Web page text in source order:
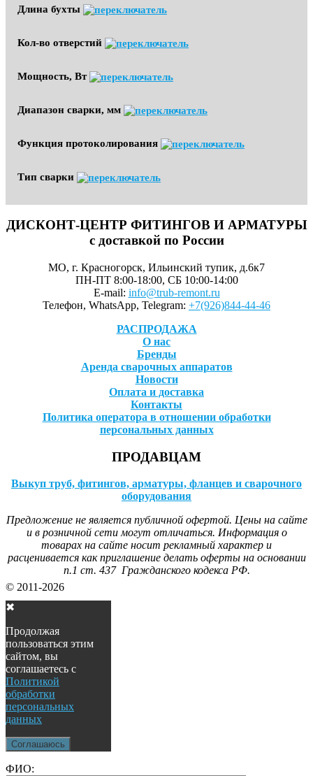
Длина бухты
Кол-во отверстий
Мощность, Вт
Диапазон сварки, мм
Функция протоколирования
Тип сварки
ДИСКОНТ-ЦЕНТР ФИТИНГОВ И АРМАТУРЫ
с доставкой по России
МО, г. Красногорск, Ильинский тупик, д.6к7
ПН-ПТ 8:00-18:00, СБ 10:00-14:00
E-mail: info@trub-remont.ru
Телефон, WhatsApp, Telegram: +7(926)844-44-46
РАСПРОДАЖА
О нас
Бренды
Аренда сварочных аппаратов
Новости
Оплата и доставка
Контакты
Политика оператора в отношении обработки
персональных данных
ПРОДАВЦАМ
Выкуп труб, фитингов, арматуры, фланцев и сварочного
оборудования
Предложение не является публичной офертой. Цены на сайте
и в розничной сети могут отличаться. Информация о
товарах на сайте носит рекламный характер и
расценивается как приглашение делать оферты на основании
п.1 ст. 437 Гражданского кодекса РФ.
© 2011-2026
✖
Продолжая
пользоваться этим
сайтом, вы
соглашаетесь с
Политикой
обработки
персональных
данных
Соглашаюсь
ФИО: